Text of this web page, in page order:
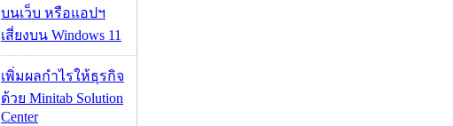
บนเว็บ หรือแอปฯ
เสี่ยงบน Windows 11
เพิ่มผลกำไรให้ธุรกิจ
ด้วย Minitab Solution
Center